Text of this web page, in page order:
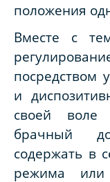
положения
Вместе с
посредством
и
своей воле
брачный
содержать в
режима или